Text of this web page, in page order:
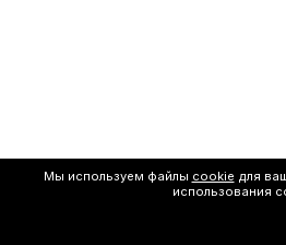
Мы используем файлы cookie для
использования